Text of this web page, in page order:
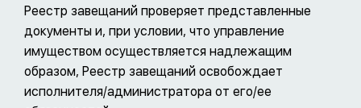
Реестр завещаний проверяет представленные
документы и, при условии, что управление
имуществом осуществляется надлежащим
образом, Реестр завещаний освобождает
исполнителя/администратора от его/ее